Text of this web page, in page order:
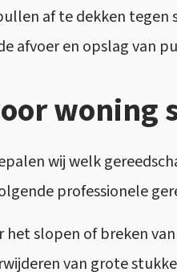
af te dekken tegen
afvoer en opslag van
woning
wij welk
professionele
het slopen of breken
van grote